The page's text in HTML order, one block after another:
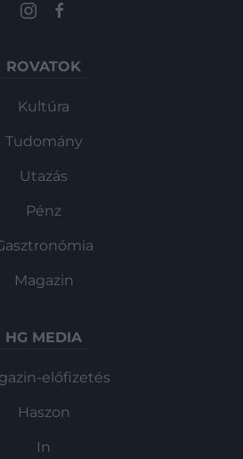
ROVATOK
Kultúra
Tudomány
Utazás
Pénz
Magazin
HG MEDIA
előfizetés
Haszon
In